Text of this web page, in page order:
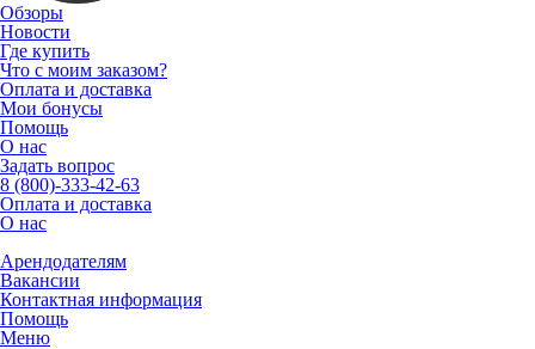
Обзоры
Новости
Где купить
Что с моим заказом?
Оплата и доставка
Мои бонусы
Помощь
О нас
Задать вопрос
8 (800)-333-42-63
Оплата и доставка
О нас
Арендодателям
Вакансии
Контактная информация
Помощь
Меню